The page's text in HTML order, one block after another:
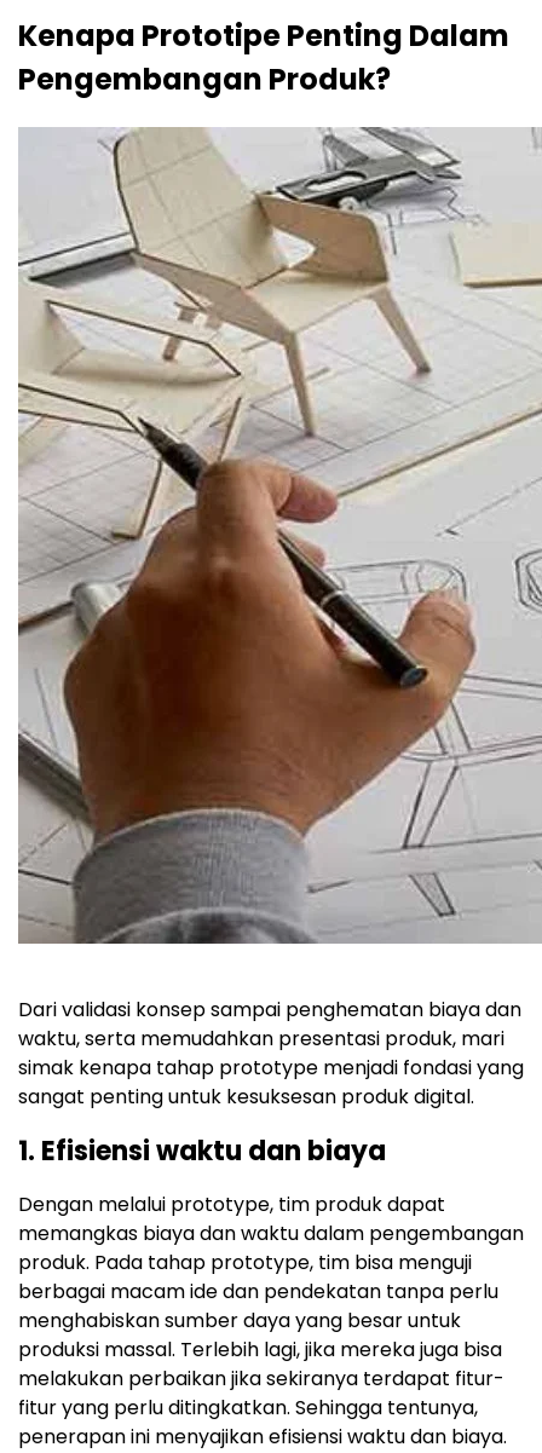
Kenapa Prototipe Penting Dalam
Pengembangan Produk?
Dari validasi konsep sampai penghematan biaya dan
waktu, serta memudahkan presentasi produk, mari
simak kenapa tahap prototype menjadi fondasi yang
sangat penting untuk kesuksesan produk digital.
1. Efisiensi waktu dan biaya
Dengan melalui prototype, tim produk dapat
memangkas biaya dan waktu dalam pengembangan
produk. Pada tahap prototype, tim bisa menguji
berbagai macam ide dan pendekatan tanpa perlu
menghabiskan sumber daya yang besar untuk
produksi massal. Terlebih lagi, jika mereka juga bisa
melakukan perbaikan jika sekiranya terdapat fitur-
fitur yang perlu ditingkatkan. Sehingga tentunya,
penerapan ini menyajikan efisiensi waktu dan biaya.